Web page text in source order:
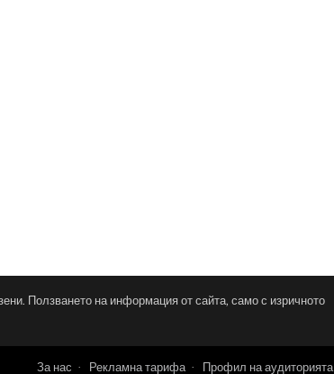
Ползването на информация от сайта, само с изричното
За нас Рекламна тарифа Профил на аудиторията